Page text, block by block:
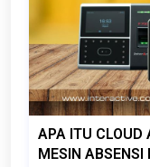
APA ITU CLOUD
MESIN